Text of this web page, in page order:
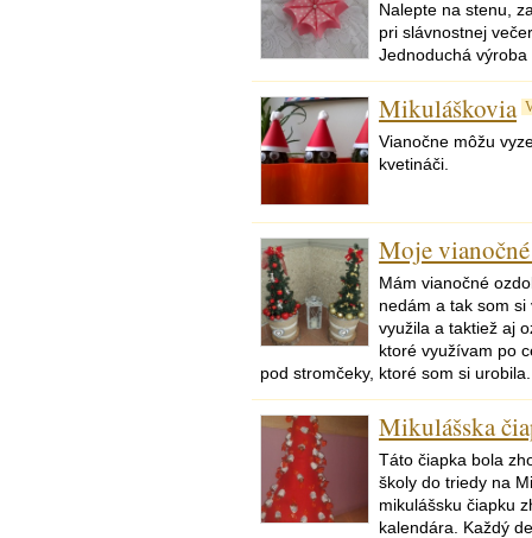
Nalepte na stenu,
pri slávnostnej
Jednoduchá
Mikuláškovia
Vianočne môžu
kvetináči.
Moje
Mám vianočné
nedám a tak som
využila a taktiež aj
ktoré využívam po
pod stromčeky, ktoré som si urobila.
Mikulášska
Táto čiapka bola
školy do triedy na
mikulášsku čiapku
kalendára. Každý